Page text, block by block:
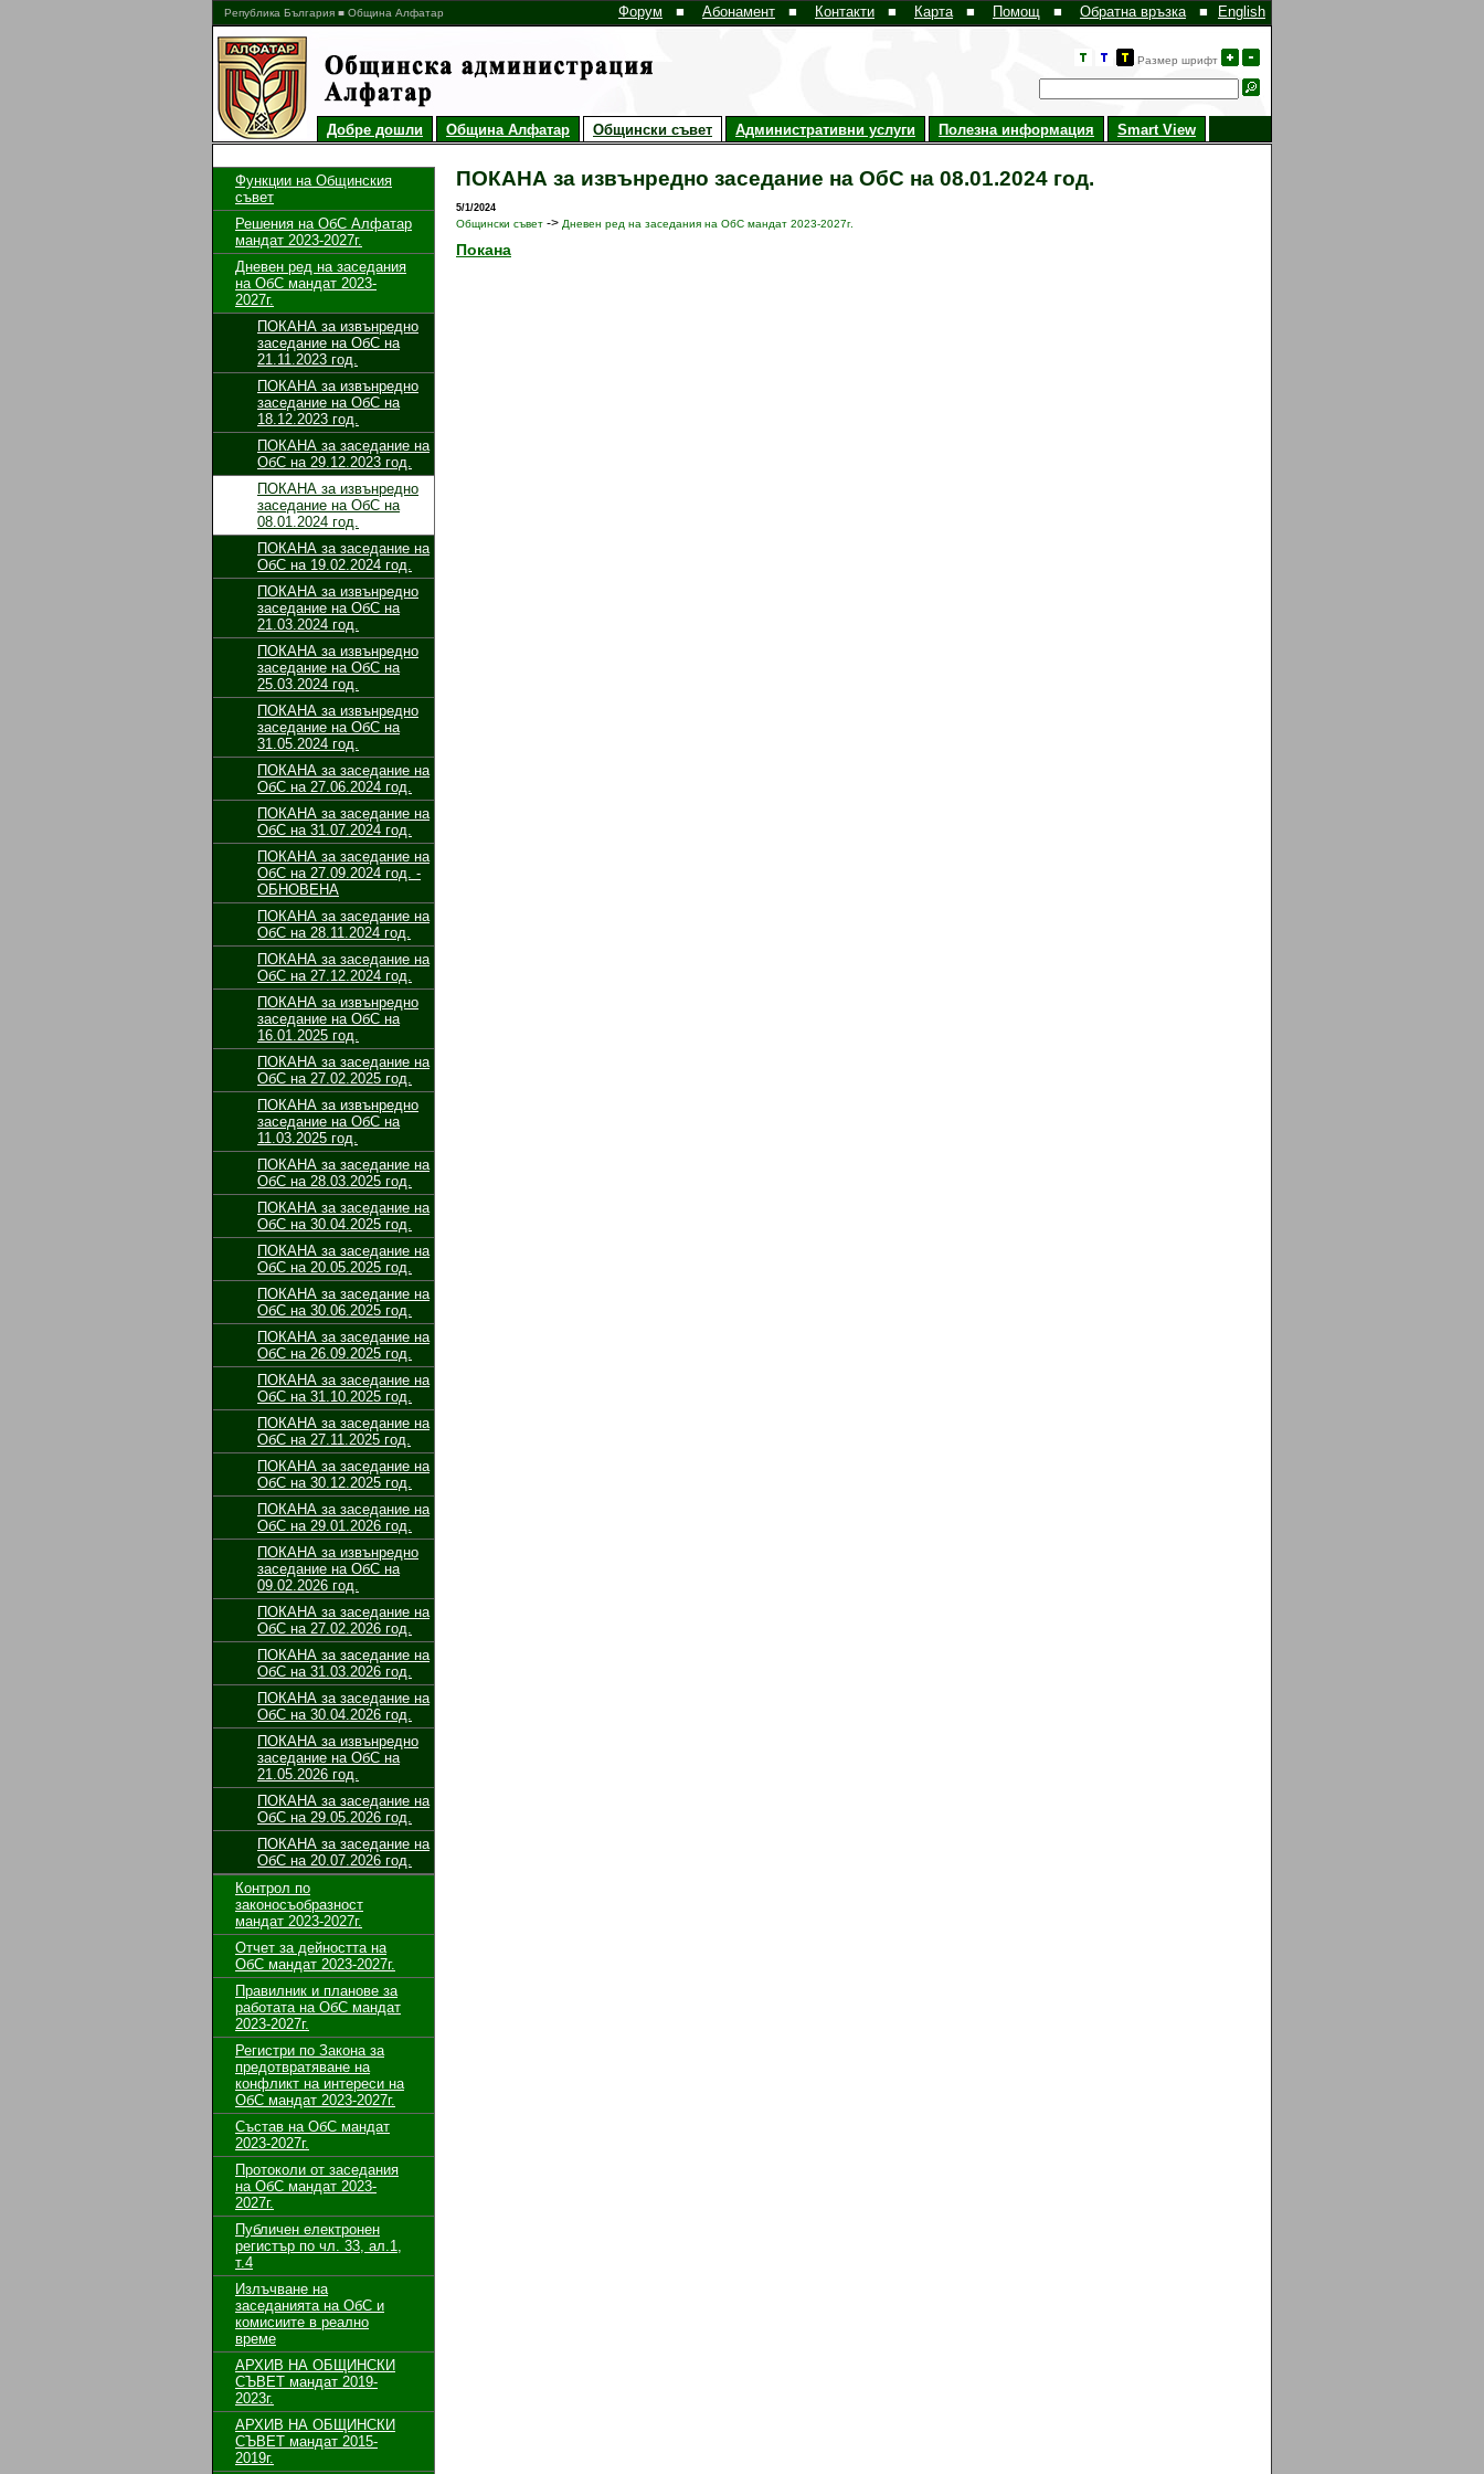
Република България ■ Община Алфатар English
Форум ■ Абонамент ■ Контакти ■ Карта ■ Помощ ■ Обратна връзка ■
Размер шрифт
Добре дошли Община Алфатар Общински съвет Административни услуги Полезна информация Smart View
Функции на Общинския
съвет
Решения на ОбС Алфатар
мандат 2023-2027г.
Дневен ред на заседания
на ОбС мандат 2023-
2027г.
ПОКАНА за извънредно
заседание на ОбС на
21.11.2023 год.
ПОКАНА за извънредно
заседание на ОбС на
18.12.2023 год.
ПОКАНА за заседание на
ОбС на 29.12.2023 год.
ПОКАНА за извънредно
заседание на ОбС на
08.01.2024 год.
ПОКАНА за заседание на
ОбС на 19.02.2024 год.
ПОКАНА за извънредно
заседание на ОбС на
21.03.2024 год.
ПОКАНА за извънредно
заседание на ОбС на
25.03.2024 год.
ПОКАНА за извънредно
заседание на ОбС на
31.05.2024 год.
ПОКАНА за заседание на
ОбС на 27.06.2024 год.
ПОКАНА за заседание на
ОбС на 31.07.2024 год.
ПОКАНА за заседание на
ОбС на 27.09.2024 год. -
ОБНОВЕНА
ПОКАНА за заседание на
ОбС на 28.11.2024 год.
ПОКАНА за заседание на
ОбС на 27.12.2024 год.
ПОКАНА за извънредно
заседание на ОбС на
16.01.2025 год.
ПОКАНА за заседание на
ОбС на 27.02.2025 год.
ПОКАНА за извънредно
заседание на ОбС на
11.03.2025 год.
ПОКАНА за заседание на
ОбС на 28.03.2025 год.
ПОКАНА за заседание на
ОбС на 30.04.2025 год.
ПОКАНА за заседание на
ОбС на 20.05.2025 год.
ПОКАНА за заседание на
ОбС на 30.06.2025 год.
ПОКАНА за заседание на
ОбС на 26.09.2025 год.
ПОКАНА за заседание на
ОбС на 31.10.2025 год.
ПОКАНА за заседание на
ОбС на 27.11.2025 год.
ПОКАНА за заседание на
ОбС на 30.12.2025 год.
ПОКАНА за заседание на
ОбС на 29.01.2026 год.
ПОКАНА за извънредно
заседание на ОбС на
09.02.2026 год.
ПОКАНА за заседание на
ОбС на 27.02.2026 год.
ПОКАНА за заседание на
ОбС на 31.03.2026 год.
ПОКАНА за заседание на
ОбС на 30.04.2026 год.
ПОКАНА за извънредно
заседание на ОбС на
21.05.2026 год.
ПОКАНА за заседание на
ОбС на 29.05.2026 год.
ПОКАНА за заседание на
ОбС на 20.07.2026 год.
Контрол по
законосъобразност
мандат 2023-2027г.
Отчет за дейността на
ОбС мандат 2023-2027г.
Правилник и планове за
работата на ОбС мандат
2023-2027г.
Регистри по Закона за
предотвратяване на
конфликт на интереси на
ОбС мандат 2023-2027г.
Състав на ОбС мандат
2023-2027г.
Протоколи от заседания
на ОбС мандат 2023-
2027г.
Публичен електронен
регистър по чл. 33, ал.1,
т.4
Излъчване на
заседанията на ОбС и
комисиите в реално
време
АРХИВ НА ОБЩИНСКИ
СЪВЕТ мандат 2019-
2023г.
АРХИВ НА ОБЩИНСКИ
СЪВЕТ мандат 2015-
2019г.
ПОКАНА за извънредно заседание на ОбС на 08.01.2024 год.
5/1/2024
Общински съвет -> Дневен ред на заседания на ОбС мандат 2023-2027г.
Покана